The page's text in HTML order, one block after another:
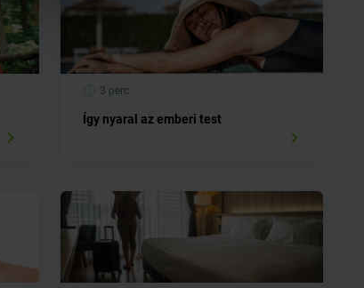
3 perc
Így nyaral az emberi test